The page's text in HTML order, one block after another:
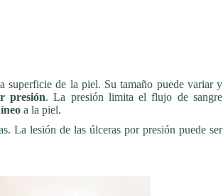
superficie de la piel. Su tamaño puede variar y
presión. La presión limita el flujo de sangre
a la piel.
La lesión de las úlceras por presión puede ser